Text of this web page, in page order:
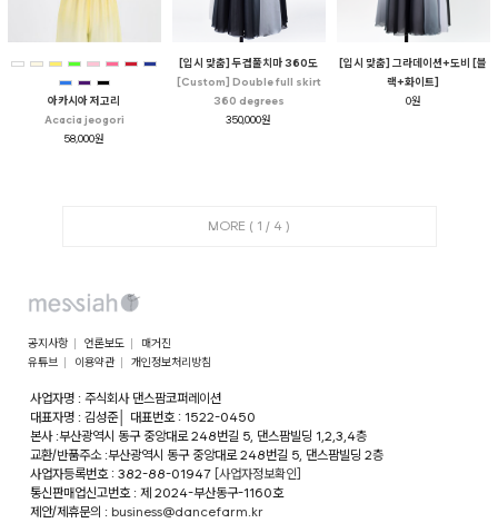
아카시아 저고리
Acacia jeogori
58,000원
[입시 맞춤] 두겹풀치마 360도
[Custom] Double full skirt
360 degrees
350,000원
[입시 맞춤] 그라데이션+도비 [블
랙+화이트]
0원
MORE ( 1 / 4 )
공지사항 언론보도
매거진
유튜브
이용약관 개인정보처리방침
사업자명 : 주식회사 댄스팜코퍼레이션
대표자명 : 김성준│
대표번호 : 1522-0450
본사 :부산광역시 동구 중앙대로 248번길 5, 댄스팜빌딩 1,2,3,4층
교환/반품주소 :부산광역시 동구 중앙대로 248번길 5, 댄스팜빌딩 2층
사업자등록번호 : 382-88-01947 [사업자정보확인]
통신판매업신고번호 : 제 2024-부산동구-1160호
제안/제휴문의 : business@dancefarm.kr